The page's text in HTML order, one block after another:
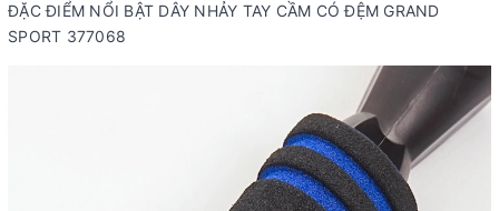
ĐẶC ĐIỂM NỔI BẬT DÂY NHẢY TAY CẦM CÓ ĐỆM GRAND
SPORT 377068